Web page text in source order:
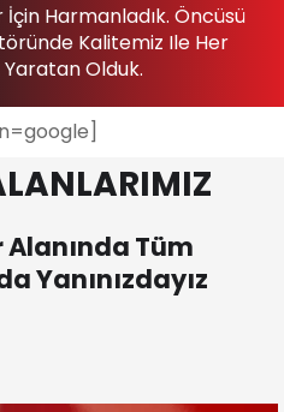
Harmanladık. Öncüsü
Kalitemiz Ile Her
Olduk.
Alanında Tüm
Yanınızdayız